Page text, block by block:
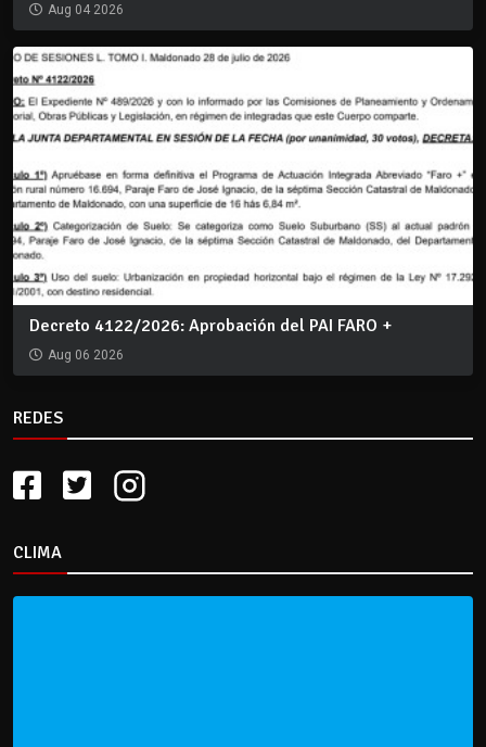
Aug 04 2026
Decreto 4122/2026: Aprobación del PAI FARO +
Aug 06 2026
REDES
CLIMA